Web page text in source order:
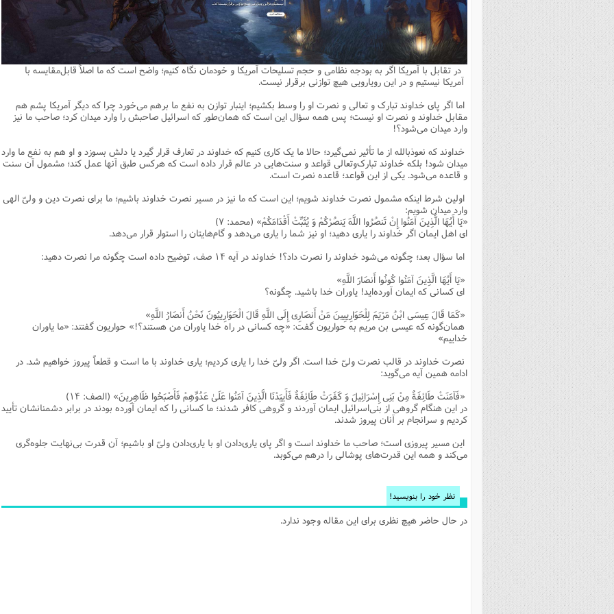
مهدویت
آداب و احکام اصناف
عمومی
فقه
اخلاق
مجموعه پرسش ها و پاسخ های دانش آموزی
بانک پژوهشگران وفرهیختگان
زندگی نامه فرهیختگان
معرفی پژوهشگران
اخبار
فرهنگی
حوزه و دانشگاه
اعتقادی
سیاسی
اجتماعی
اخبار عمومی
معرفی سایت ها
پایگاه های علمی
پایگاه های مذهبی
پایگاههای عقائد
پایگاههای فرهنگی
پایگاههای جامع موضوعات
پایگاههای اندیشمندان اسلامی
پایگاه های پاسخ گویی به احکام شرعی
پایگاه های تاریخی
پایگاه های آموزشی
اطلاعیه
نهج البلاغه
دین وجامعه دینی
دنیاو آخرت
تعاون و بررسی مسأله اعانه
توبه و امید به مغفرت
اهتمام به عمر انسان در اسلام
خداشناسی
مقامات اهل بیت (ع)
ویژگی ولایت اهل بیت (ع)
راه توشه عاشورائیان
ذکر مصیبت امام باقر علیه السلام
ذکر مصیبت امام صادق علیه السلام
ذکر مصیبت امام موسی علیه السلام
ذکر مصیبت امام رضا علیه السلام
ذکر مصیبت امام جواد علیه السلام
ذکر مصیبت امام هادی علیه السلام
ذکر مصیبت امام حسن عسکری علیه السلام
ذکر مصیبت متفرقه
کاربرد جامعه شناسی در تبلیغ
مقالات اخلاق و آداب در تبلیغ
مهارت های آموزش معارف اسلامی
روش تحقیق و منبع شناسی
اطلاعیه
سیاسی
تاریخ اسلام
اسلام
ایران
تاریخ انقلاب
جامعه شناسی
فقه
اعتقادی
رذایل
فضائل
مبانی علم اخلاق
نامه های اخلاقی
پند و اندرز
حکایات
مدیریت
مدیریت و فقه اسلامی
خلاصه کتب مدیریت
مدیریت اسلامی
آینده پژوهی
مدیریت آموزشی
مدیریت زمان
اقتصاد
فرق و مذاهب
فرق شیعی
فرق غیر شیعی
ادیان
ابراهیمی
غیر ابراهیمی
علوم قرآنی
علوم حدیث
فلسفه
محض
مضاف
کلام
اسلامی
حقوق
منتخب نشریات
ارتباطات
پيش شماره 2 فصل نامه تربیت تبلیغی
شماره اول فصل نامه تربیت تبلیغی
شماره سوم و چهارم فصل نامه تربیت تبلیغی
شماره پنج و شش فصل نامه تربیت تبلیغی
فصلنامه مطالعات معنویپيش شماره اول فصلنامه مطالعات معنوی
پيش شماره 2 فصلنامه مطالعات معنوی
شماره دوم فصل نامه مطالعات معنوی
شماره سوم فصل نامه مطالعات معنوی
شماره چهارم و پنجم فصل نامه مطالعات معنوی
شماره هشتم و نهم فصل‌نامه مطالعات معنوی
فصل نامه سبک زندگی
خانواده
متفرقه
قرآن
ادبیات عرب
فلسفه
کلام
قرآن‌پژوهی
علوم حدیث
اخلاق
در تقابل با آمریکا اگر به بودجه نظامی و حجم تسلیحات آمریکا و خودمان نگاه کنیم؛ واضح است که ما اصلاً قابل‌مقایسه با
آمریکا نیستیم و در این رویارویی هیچ توازنی برقرار نیست.
اما اگر پای خداوند تبارک و تعالی و نصرت او را وسط بکشیم؛ اینبار توازن به نفع ما برهم می‌خورد چرا که دیگر آمریکا پشم هم
مقابل خداوند و نصرت او نیست؛ پس همه سؤال این است که همان‌طور که اسرائیل صاحبش را وارد میدان کرد؛ صاحب ما نیز
وارد میدان می‌شود؟!
خداوند که نعوذبالله از ما تأثیر نمی‌گیرد؛ حالا ما یک کاری کنیم که خداوند در تعارف قرار گیرد یا دلش بسوزد و او هم به نفع ما وارد
میدان شود! بلکه خداوند تبارک‌وتعالی قواعد و سنت‌هایی در عالم قرار داده است که هرکس طبق آنها عمل کند؛ مشمول آن سنت
و قاعده می‌شود. یکی از این قواعد؛ قاعده نصرت است.
اولین شرط اینکه مشمول نصرت خداوند شویم؛ این است که ما نیز در مسیر نصرت خداوند باشیم؛ ما برای نصرت دین و ولیّ الهی
وارد میدان شویم:
«یَا أَیُهَا الَّذِینَ آمَنُوا إِنْ تَنصُرُوا اللَّهَ یَنصُرْکُمْ وَ یُثَبِّتْ أَقْدَامَکُمْ» (محمد: ۷)
ای اهل ایمان اگر خداوند را یاری دهید؛ او نیز شما را یاری می‌دهد و گام‌هایتان را استوار قرار می‌دهد.
اما سؤال بعد؛ چگونه می‌شود خداوند را نصرت داد؟! خداوند در آیه ۱۴ صف، توضیح داده است چگونه مرا نصرت دهید:
«یَا أَیُهَا الَّذِینَ آمَنُوا کُونُوا أَنصَارَ اللَّهِ»
ای کسانی که ایمان آورده‌اید! یاوران خدا باشید. چگونه؟
«کَمَا قَالَ عِیسَی ابْنُ مَرْیَمَ لِلْحَوَارِییِینَ مَنْ أَنصَارِی إِلَی اللَّهِ قَالَ الْحَوَارِییُونَ نَحْنُ أَنصَارُ اللَّهِ»
همان‌گونه که عیسی بن مریم به حواریون گفت: «چه کسانی در راه خدا یاوران من هستند؟!» حواریون گفتند: «ما یاوران
خداییم»
نصرت خداوند در قالب نصرت ولیّ خدا است. اگر ولیّ خدا را یاری کردیم؛ یاری خداوند با ما است و قطعاً پیروز خواهیم شد. در
ادامه همین آیه می‌گوید:
«فَآمَنَتْ طَائِفَةٌ مِنْ بَنِی إِسْرَائِیلَ وَ کَفَرَتْ طَائِفَةٌ فَأَییَدْنَا الَّذِینَ آمَنُوا عَلَیٰ عَدُوِّهِمْ فَأَصْبَحُوا ظَاهِرِینَ» (الصف: ۱۴)
در این هنگام گروهی از بنی‌اسرائیل ایمان آوردند و گروهی کافر شدند؛ ما کسانی را که ایمان آورده بودند در برابر دشمنانشان تأیید
کردیم و سرانجام بر آنان پیروز شدند.
این مسیر پیروزی است؛ صاحب ما خداوند است و اگر پای یاری‌دادن او با یاری‌دادن ولیّ او باشیم؛ آن قدرت بی‌نهایت جلوه‌گری
می‌کند و همه این قدرت‌های پوشالی را درهم می‌کوبد.
نظر خود را بنویسید!
در حال حاضر هیچ نظری برای این مقاله وجود ندارد.